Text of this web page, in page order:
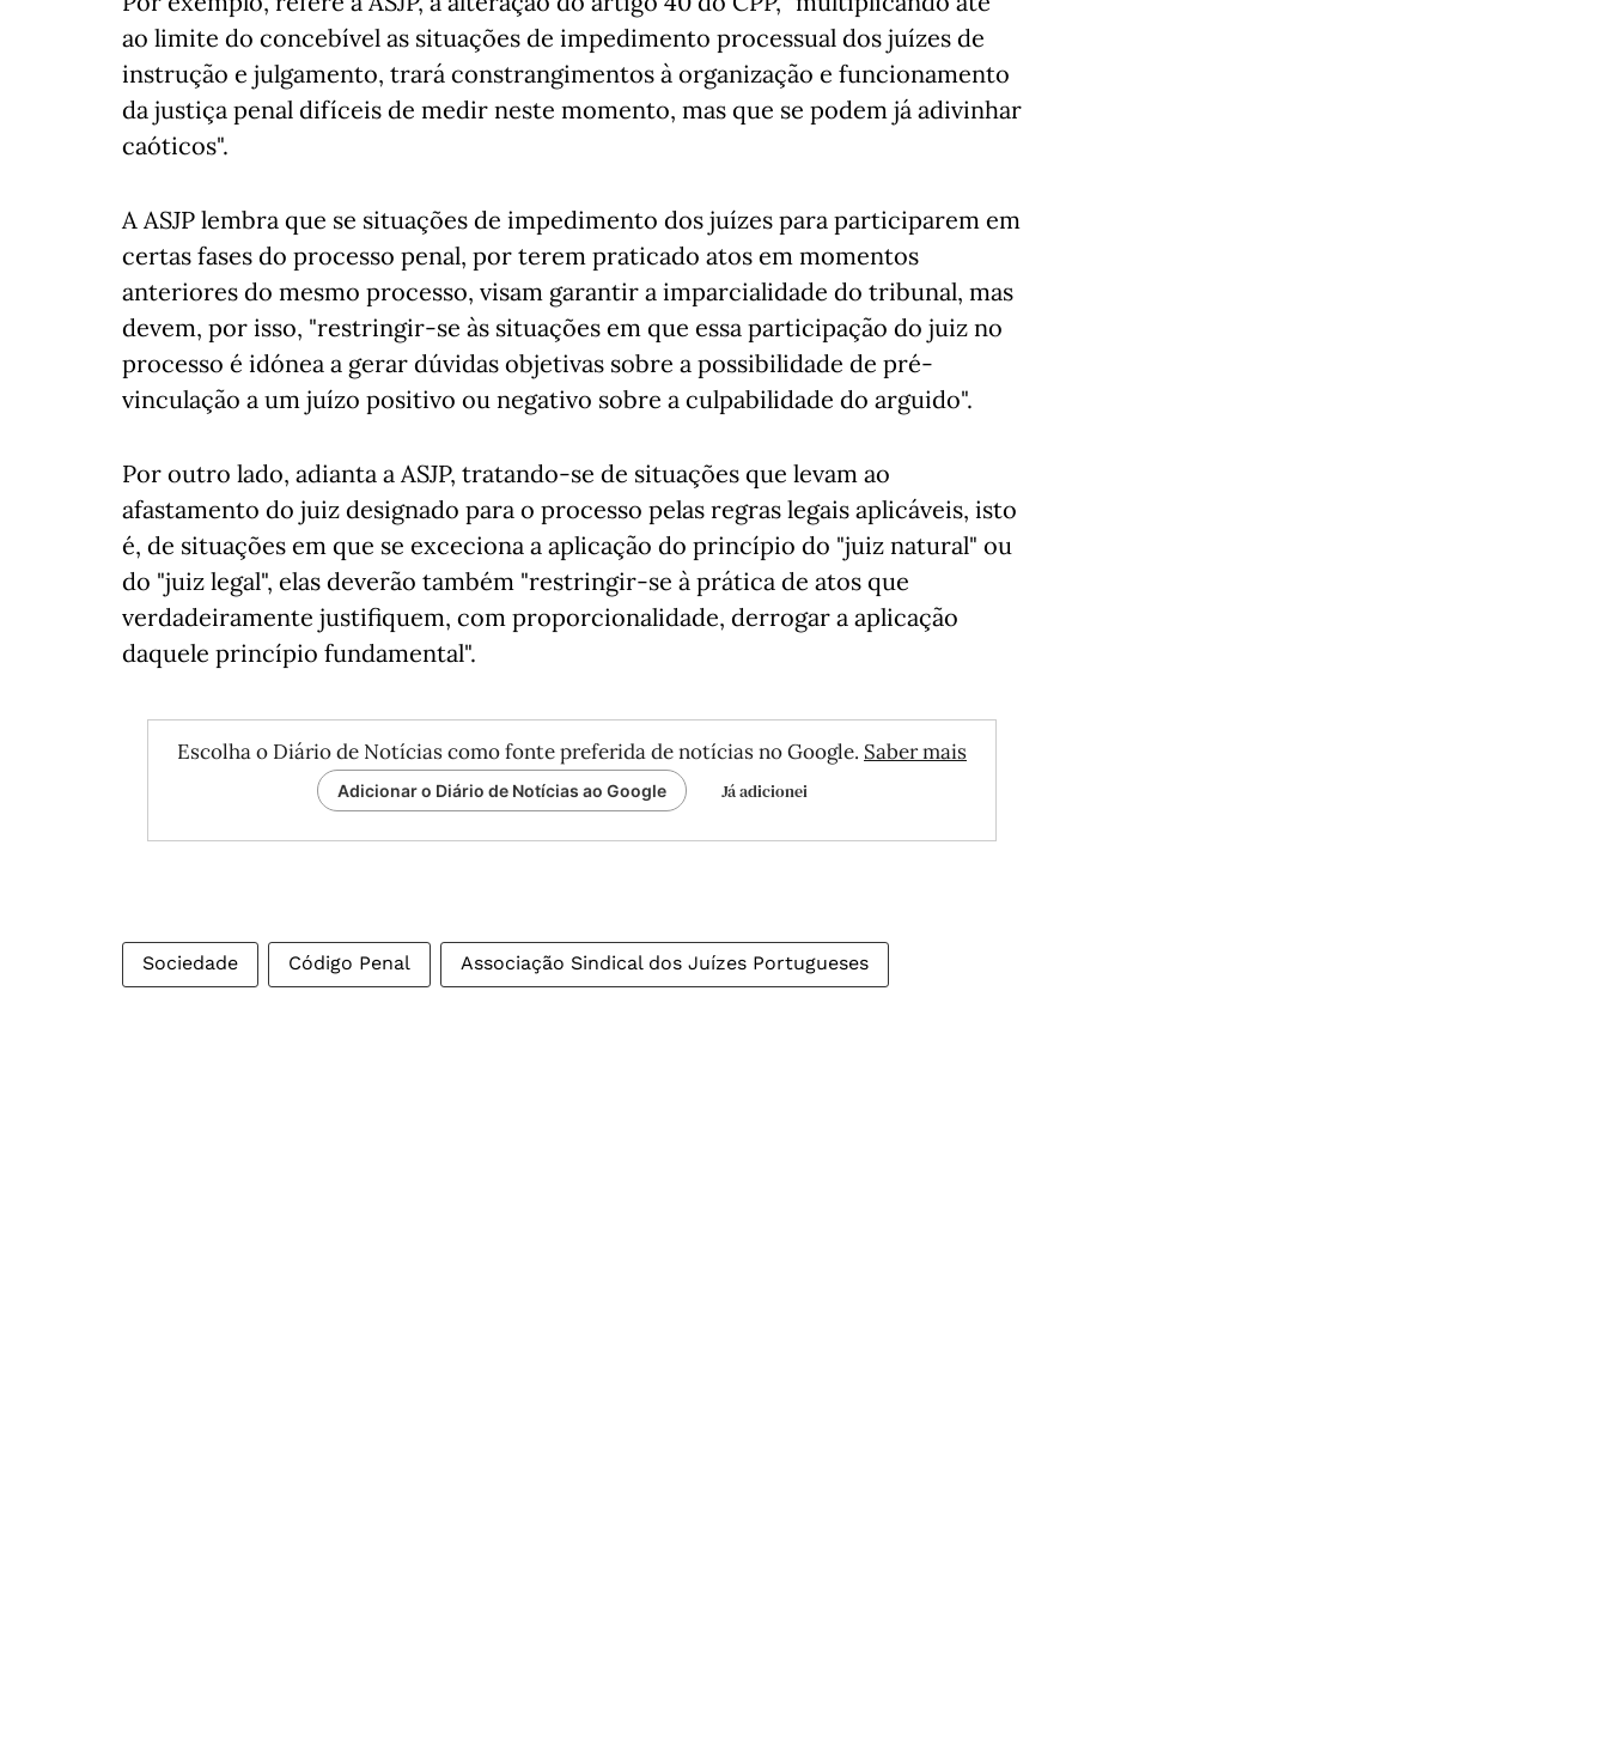
ao limite do concebível as situações de impedimento processual dos juízes de
instrução e julgamento, trará constrangimentos à organização e funcionamento
da justiça penal difíceis de medir neste momento, mas que se podem já adivinhar
caóticos".
A ASJP lembra que se situações de impedimento dos juízes para participarem em
certas fases do processo penal, por terem praticado atos em momentos
anteriores do mesmo processo, visam garantir a imparcialidade do tribunal, mas
devem, por isso, "restringir-se às situações em que essa participação do juiz no
processo é idónea a gerar dúvidas objetivas sobre a possibilidade de pré-
vinculação a um juízo positivo ou negativo sobre a culpabilidade do arguido".
Por outro lado, adianta a ASJP, tratando-se de situações que levam ao
afastamento do juiz designado para o processo pelas regras legais aplicáveis, isto
é, de situações em que se exceciona a aplicação do princípio do "juiz natural" ou
do "juiz legal", elas deverão também "restringir-se à prática de atos que
verdadeiramente justifiquem, com proporcionalidade, derrogar a aplicação
daquele princípio fundamental".
Escolha o Diário de Notícias como fonte preferida de notícias no Google. Saber mais
Adicionar o Diário de Notícias ao Google Já adicionei
Sociedade Código Penal Associação Sindical dos Juízes Portugueses